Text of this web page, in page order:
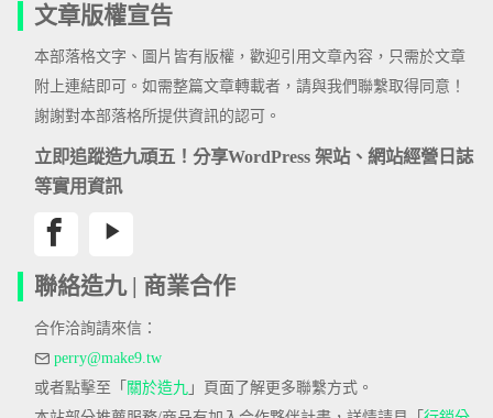
文章版權宣告
本部落格文字、圖片皆有版權，歡迎引用文章內容，只需於文章
附上連結即可。如需整篇文章轉載者，請與我們聯繫取得同意！
謝謝對本部落格所提供資訊的認可。
立即追蹤造九頑五！分享WordPress 架站、網站經營日誌
等實用資訊
聯絡造九 | 商業合作
合作洽詢請來信：
perry@make9.tw
或者點擊至「 關於造九 」頁面了解更多聯繫方式。